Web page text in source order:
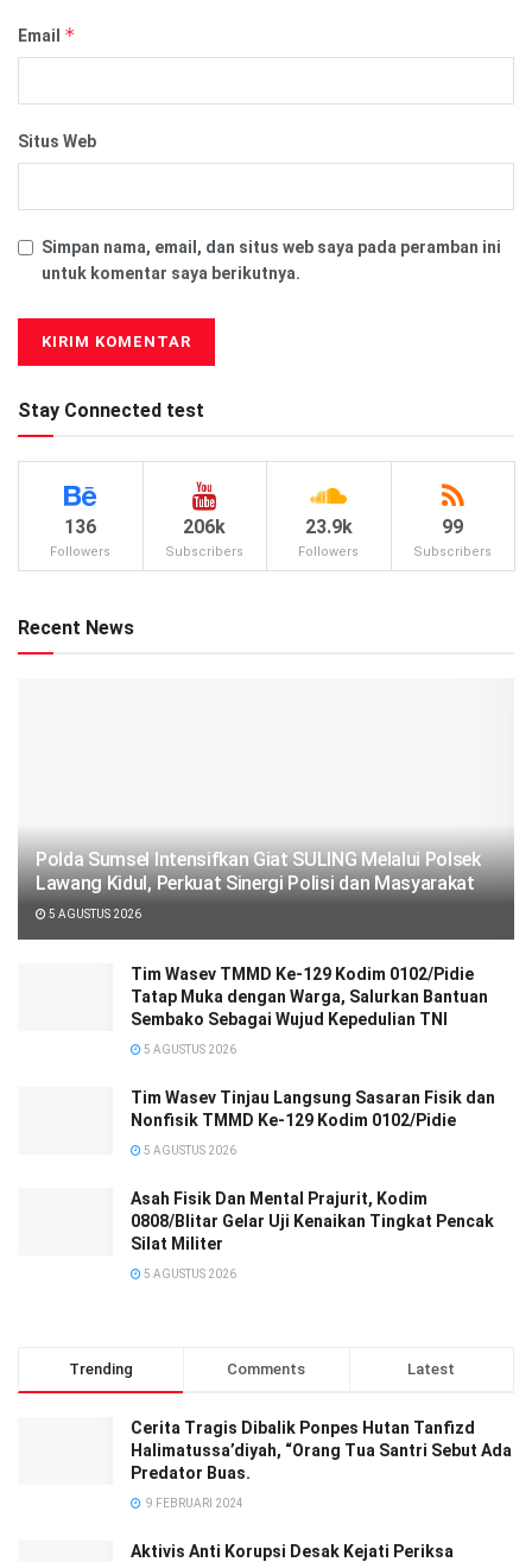
Email *
Situs Web
Simpan nama, email, dan situs web saya pada peramban ini
untuk komentar saya berikutnya.
Stay Connected test
136
Followers
206k
Subscribers
23.9k
Followers
99
Subscribers
Recent News
Polda Sumsel Intensifkan Giat SULING Melalui Polsek
Lawang Kidul, Perkuat Sinergi Polisi dan Masyarakat
5 AGUSTUS 2026
Tim Wasev TMMD Ke-129 Kodim 0102/Pidie
Tatap Muka dengan Warga, Salurkan Bantuan
Sembako Sebagai Wujud Kepedulian TNI
5 AGUSTUS 2026
Tim Wasev Tinjau Langsung Sasaran Fisik dan
Nonfisik TMMD Ke-129 Kodim 0102/Pidie
5 AGUSTUS 2026
Asah Fisik Dan Mental Prajurit, Kodim
0808/Blitar Gelar Uji Kenaikan Tingkat Pencak
Silat Militer
5 AGUSTUS 2026
Trending Comments Latest
Cerita Tragis Dibalik Ponpes Hutan Tanfizd
Halimatussa’diyah, “Orang Tua Santri Sebut Ada
Predator Buas.
9 FEBRUARI 2024
Aktivis Anti Korupsi Desak Kejati Periksa